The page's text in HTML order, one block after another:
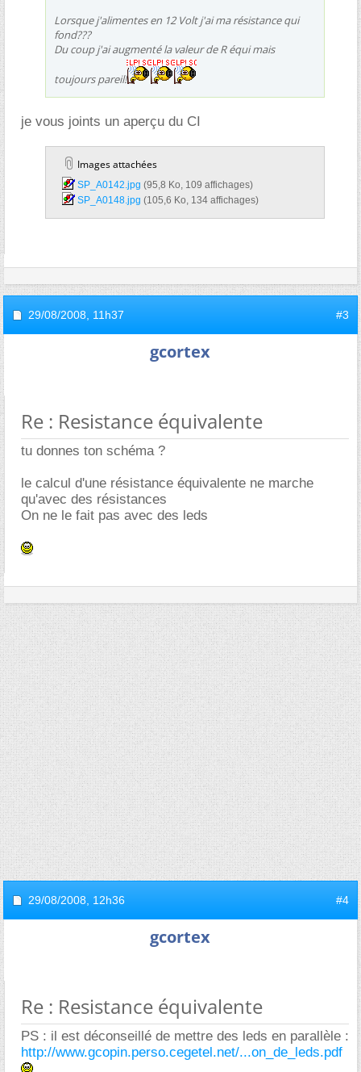
Lorsque j'alimentes en 12 Volt j'ai ma résistance qui
fond???
Du coup j'ai augmenté la valeur de R équi mais
toujours pareil!
je vous joints un aperçu du CI
Images attachées
SP_A0142.jpg‎ (95,8 Ko, 109 affichages)
SP_A0148.jpg‎ (105,6 Ko, 134 affichages)
29/08/2008, 11h37 #3
gcortex
Re : Resistance équivalente
tu donnes ton schéma ?
le calcul d'une résistance équivalente ne marche
qu'avec des résistances
On ne le fait pas avec des leds
29/08/2008, 12h36 #4
gcortex
Re : Resistance équivalente
PS : il est déconseillé de mettre des leds en parallèle :
http://www.gcopin.perso.cegetel.net/...on_de_leds.pdf